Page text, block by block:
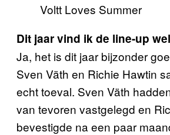
Voltt Loves Summer
Dit jaar vind ik de line-up
Ja, het is dit jaar bijzonder
Sven Väth en Richie Hawtin
echt toeval. Sven Väth
van tevoren vastgelegd en
bevestigde na een paar